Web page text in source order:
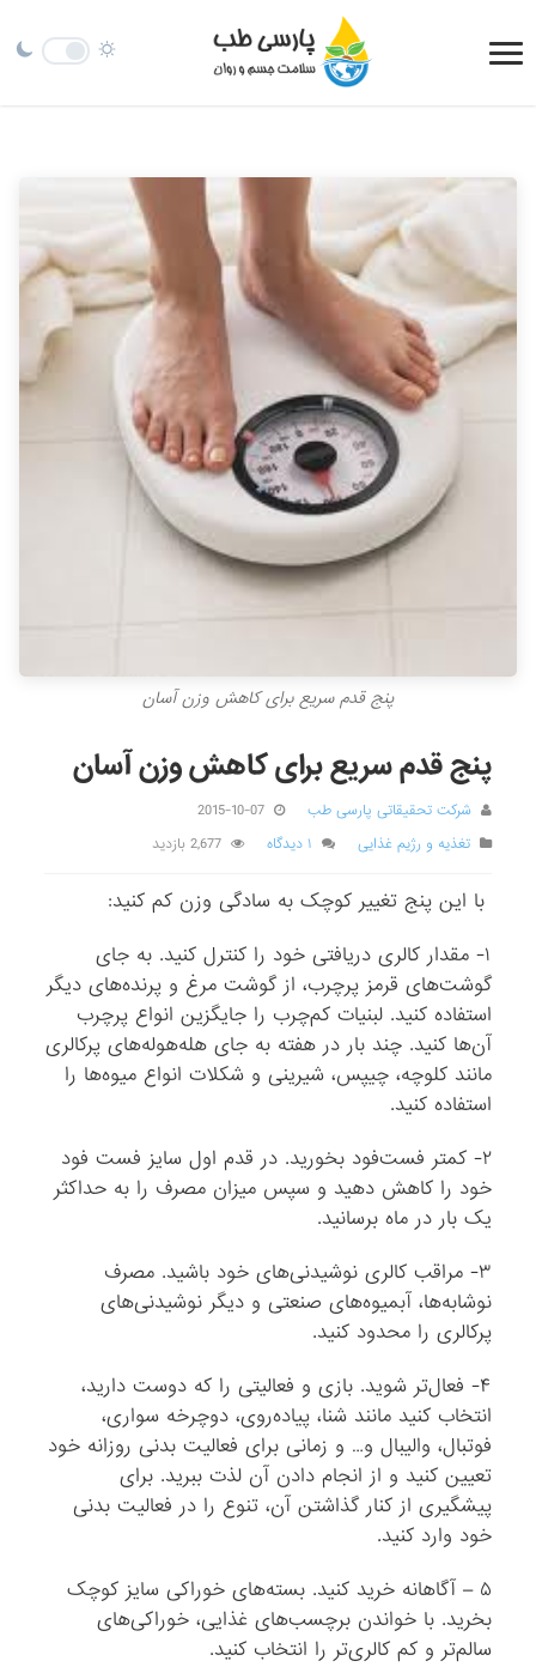
پنج قدم سریع برای کاهش وزن آسان
پنج قدم سریع برای کاهش وزن آسان
شرکت تحقیقاتی پارسی طب
2015-10-07
تغذیه و رژیم غذایی
۱ دیدگاه 2,677 بازدید
با این پنج تغییر کوچک به سادگی وزن کم کنید:
۱- مقدار کالری دریافتی خود را کنترل کنید. به جای
گوشت‌های قرمز پرچرب، از گوشت مرغ و پرنده‌های دیگر
استفاده کنید. لبنیات کم‌چرب را جایگزین انواع پرچرب
آن‌ها کنید. چند بار در هفته به جای هله‌هوله‌های پرکالری
مانند کلوچه، چیپس، شیرینی و شکلات انواع میوه‌ها را
استفاده کنید.
۲- کمتر فست‌فود بخورید. در قدم اول سایز فست فود
خود را کاهش دهید و سپس میزان مصرف را به حداکثر
یک بار در ماه برسانید.
۳- مراقب کالری نوشیدنی‌های خود باشید. مصرف
نوشابه‌ها، آبمیوه‌های صنعتی و دیگر نوشیدنی‌های
پرکالری را محدود کنید.
۴- فعال‌تر شوید. بازی و فعالیتی را که دوست دارید،
انتخاب کنید مانند شنا، پیاده‌روی، دوچرخه سواری،
فوتبال، والیبال و… و زمانی برای فعالیت بدنی روزانه خود
تعیین کنید و از انجام دادن آن لذت ببرید. برای
پیشگیری از کنار گذاشتن آن، تنوع را در فعالیت بدنی
خود وارد کنید.
۵ – آگاهانه خرید کنید. بسته‌های خوراکی سایز کوچک
بخرید. با خواندن برچسب‌های غذایی، خوراکی‌های
سالم‌تر و کم کالری‌تر را انتخاب کنید.